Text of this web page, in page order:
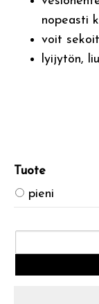
nopeasti
voit
lyijytön,
Tuote
pieni